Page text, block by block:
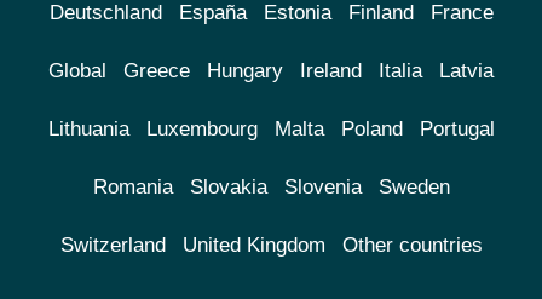
Deutschland España Estonia Finland France
Global Greece Hungary Ireland Italia Latvia
Lithuania Luxembourg Malta Poland Portugal
Romania Slovakia Slovenia Sweden
Switzerland United Kingdom Other countries